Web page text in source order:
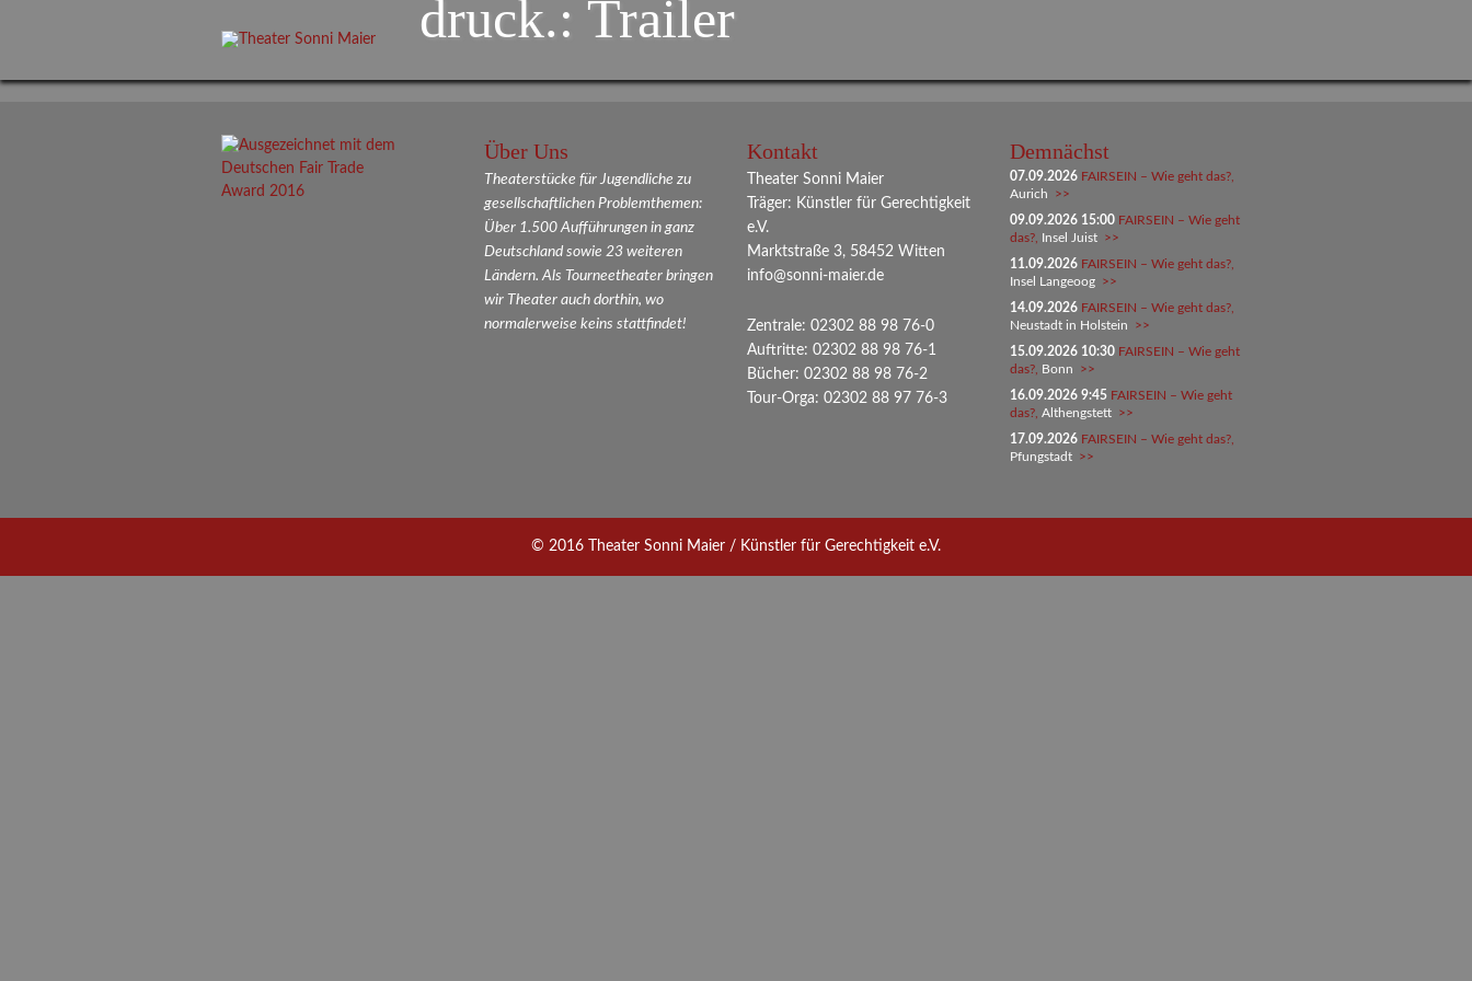
druck.: Trailer
Über Uns
Theaterstücke für Jugendliche zu
gesellschaftlichen Problemthemen:
Über 1.500 Aufführungen in ganz
Deutschland sowie 23 weiteren
Ländern. Als Tourneetheater bringen
wir Theater auch dorthin, wo
normalerweise keins stattfindet!
Kontakt
Theater Sonni Maier
Träger: Künstler für Gerechtigkeit
e.V.
Marktstraße 3, 58452 Witten
info@sonni-maier.de
Zentrale: 02302 88 98 76-0
Auftritte: 02302 88 98 76-1
Bücher: 02302 88 98 76-2
Tour-Orga: 02302 88 97 76-3
Demnächst
07.09.2026 FAIRSEIN – Wie geht das?,
Aurich >>
09.09.2026 15:00 FAIRSEIN – Wie geht
das?, Insel Juist >>
11.09.2026 FAIRSEIN – Wie geht das?,
Insel Langeoog >>
14.09.2026 FAIRSEIN – Wie geht das?,
Neustadt in Holstein >>
15.09.2026 10:30 FAIRSEIN – Wie geht
das?, Bonn >>
16.09.2026 9:45 FAIRSEIN – Wie geht
das?, Althengstett >>
17.09.2026 FAIRSEIN – Wie geht das?,
Pfungstadt >>
© 2016 Theater Sonni Maier / Künstler für Gerechtigkeit e.V.